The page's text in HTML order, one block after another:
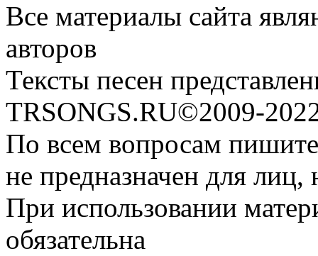
Все материалы сайта
авторов
Тексты песен
TRSONGS.RU©2009-
По всем вопросам
не предназначен для
При использовании
обязательна